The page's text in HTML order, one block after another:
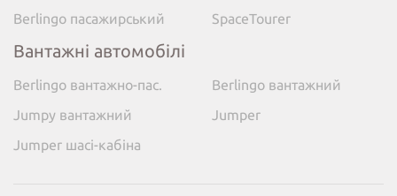
Berlingo пасажирський
SpaceTourer
Вантажні автомобілі
Berlingo вантажно-пас.
Berlingo вантажний
Jumpy вантажний
Jumper
Jumper шасі-кабіна